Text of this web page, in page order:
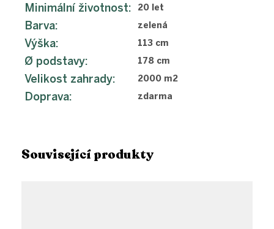
Související produkty
Minimální životnost: 20 let
Barva: zelená
Výška: 113 cm
Ø podstavy: 178 cm
Velikost zahrady: 2000 m2
Doprava: zdarma